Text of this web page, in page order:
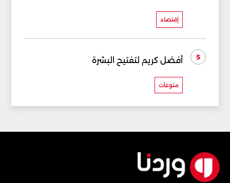
إقتصاد
5 أفضل كريم لتفتيح البشرة
منوعات